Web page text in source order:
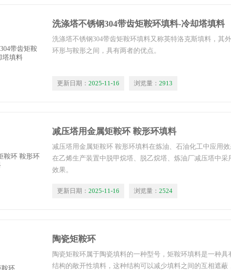
洗涤塔不锈钢304带齿矩鞍环填料-冷却塔填料
洗涤塔不锈钢304带齿矩鞍环填料又称英特洛克斯填料，其
环形与鞍形之间，具有两者的优点。
更新日期： 2025-11-16 浏览量： 2913
减压塔用金属矩鞍环 鞍形环填料
减压塔用金属矩鞍环 鞍形环填料在炼油、石油化工中应用效
在乙烯生产装置中脱甲烷塔、脱乙烷塔、炼油厂减压塔中采
效果。
更新日期： 2025-11-16 浏览量： 2524
陶瓷矩鞍环
陶瓷矩鞍环属于陶瓷填料的一种型号，矩鞍环填料是一种具
结构的敞开性填料，这种结构可以减少填料之间的互相遮蔽